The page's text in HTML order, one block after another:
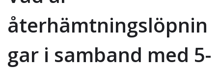
återhämtningslöpnin
gar i samband med 5-